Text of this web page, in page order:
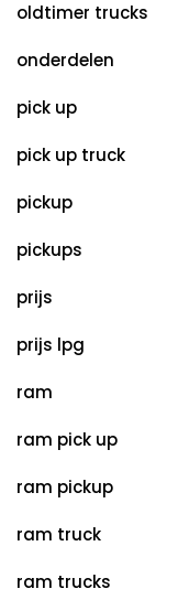
oldtimer trucks
onderdelen
pick up
pick up truck
pickup
pickups
prijs
prijs lpg
ram
ram pick up
ram pickup
ram truck
ram trucks